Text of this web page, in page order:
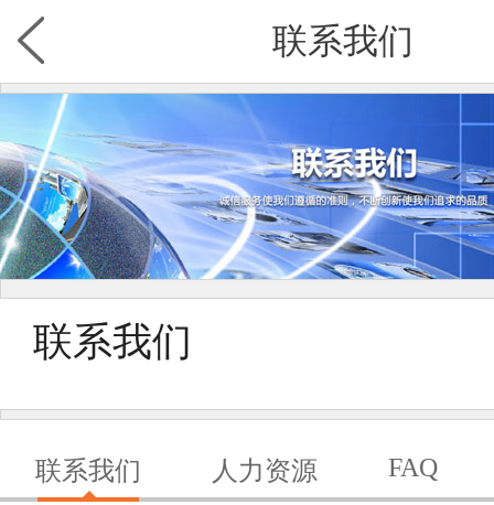
联系我们
联系我们
联系我们 人力资源 FAQ